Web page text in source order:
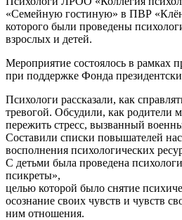
«Семейную гостиную» в ПВР
которого были проведены
взрослых и детей.
Мероприятие состоялось в рамках
при поддержке Фонда
Психологи рассказали, как
тревогой. Обсудили, как родители
пережить стресс, вызванный
Составили списки повышателей
восполнения психологических
С детьми была проведена
псикреты»,
целью которой было снятие
осознание своих чувств и чувств
ним отношения.